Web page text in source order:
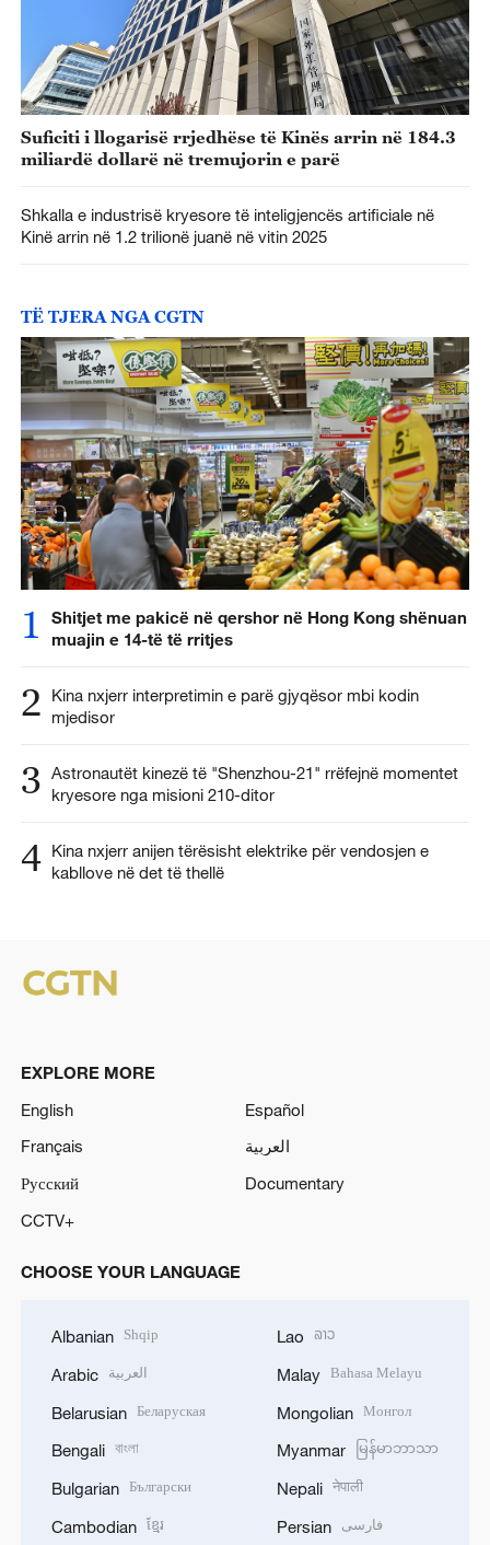
Suficiti i llogarisë rrjedhëse të Kinës arrin në 184.3
miliardë dollarë në tremujorin e parë
Shkalla e industrisë kryesore të inteligjencës artificiale në
Kinë arrin në 1.2 trilionë juanë në vitin 2025
TË TJERA NGA CGTN
1
Shitjet me pakicë në qershor në Hong Kong shënuan
muajin e 14-të të rritjes
2
Kina nxjerr interpretimin e parë gjyqësor mbi kodin
mjedisor
3 Astronautët kinezë të "Shenzhou-21" rrëfejnë momentet
kryesore nga misioni 210-ditor
4 Kina nxjerr anijen tërësisht elektrike për vendosjen e
kabllove në det të thellë
EXPLORE MORE
English
Español
Français
العربية
Русский
Documentary
CCTV+
CHOOSE YOUR LANGUAGE
Albanian Shqip
Arabic العربية
Belarusian Беларуская
Bengali বাংলা
Bulgarian Български
Cambodian ខ្មែរ
Lao ລາວ
Malay Bahasa Melayu
Mongolian Монгол
Myanmar မြန်မာဘာသာ
Nepali नेपाली
Persian فارسی